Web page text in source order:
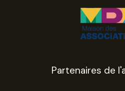
Partenaires de